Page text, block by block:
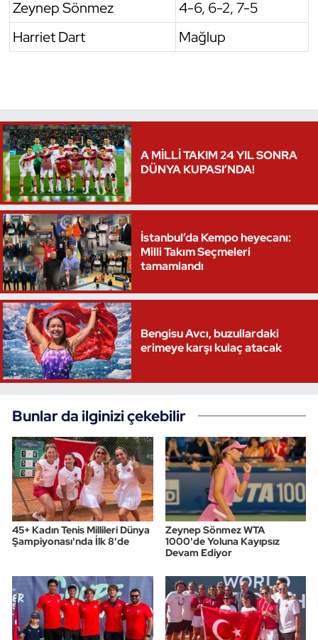
Zeynep Sönmez
4-6, 6-2, 7-5
Harriet Dart
Mağlup
A MİLLİ TAKIM 24 YIL SONRA
DÜNYA KUPASI’NDA!
İstanbul’da Kempo heyecanı:
Milli Takım Seçmeleri
tamamlandı
Bengisu Avcı, buzullardaki
erimeye karşı kulaç atacak
Bunlar da ilginizi çekebilir
45+ Kadın Tenis Millileri Dünya
Şampiyonası'nda İlk 8'de
Zeynep Sönmez WTA
1000'de Yoluna Kayıpsız
Devam Ediyor
Triatlon
Wushu Kungfu
Yelken
Yüzme